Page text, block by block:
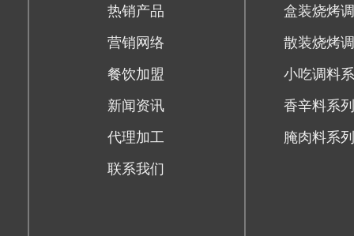
热销产品
营销网络
餐饮加盟
新闻资讯
代理加工
联系我们
盒装烧烤
散装烧烤
小吃调料
香辛料系列
腌肉料系列